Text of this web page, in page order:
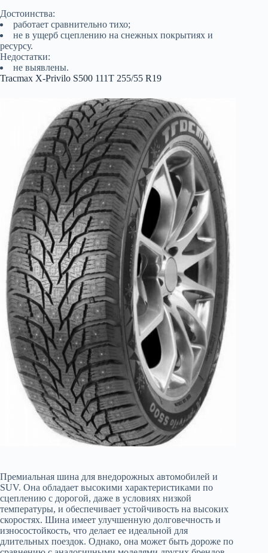
Достоинства:
работает сравнительно тихо;
не в ущерб сцеплению на снежных покрытиях и
ресурсу.
Недостатки:
не выявлены.
Tracmax X-Privilo S500 111Т 255/55 R19
Премиальная шина для внедорожных автомобилей и
SUV. Она обладает высокими характеристиками по
сцеплению с дорогой, даже в условиях низкой
температуры, и обеспечивает устойчивость на высоких
скоростях. Шина имеет улучшенную долговечность и
износостойкость, что делает ее идеальной для
длительных поездок. Однако, она может быть дороже по